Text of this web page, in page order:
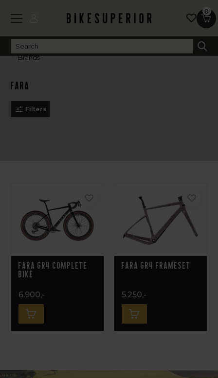
0
Brands
Fara
Filters
Fara GR4 Complete
Bike
6.900,-
Fara GR4 Frameset
5.250,-